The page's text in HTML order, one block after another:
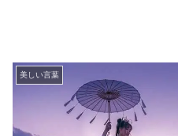
美しい言葉